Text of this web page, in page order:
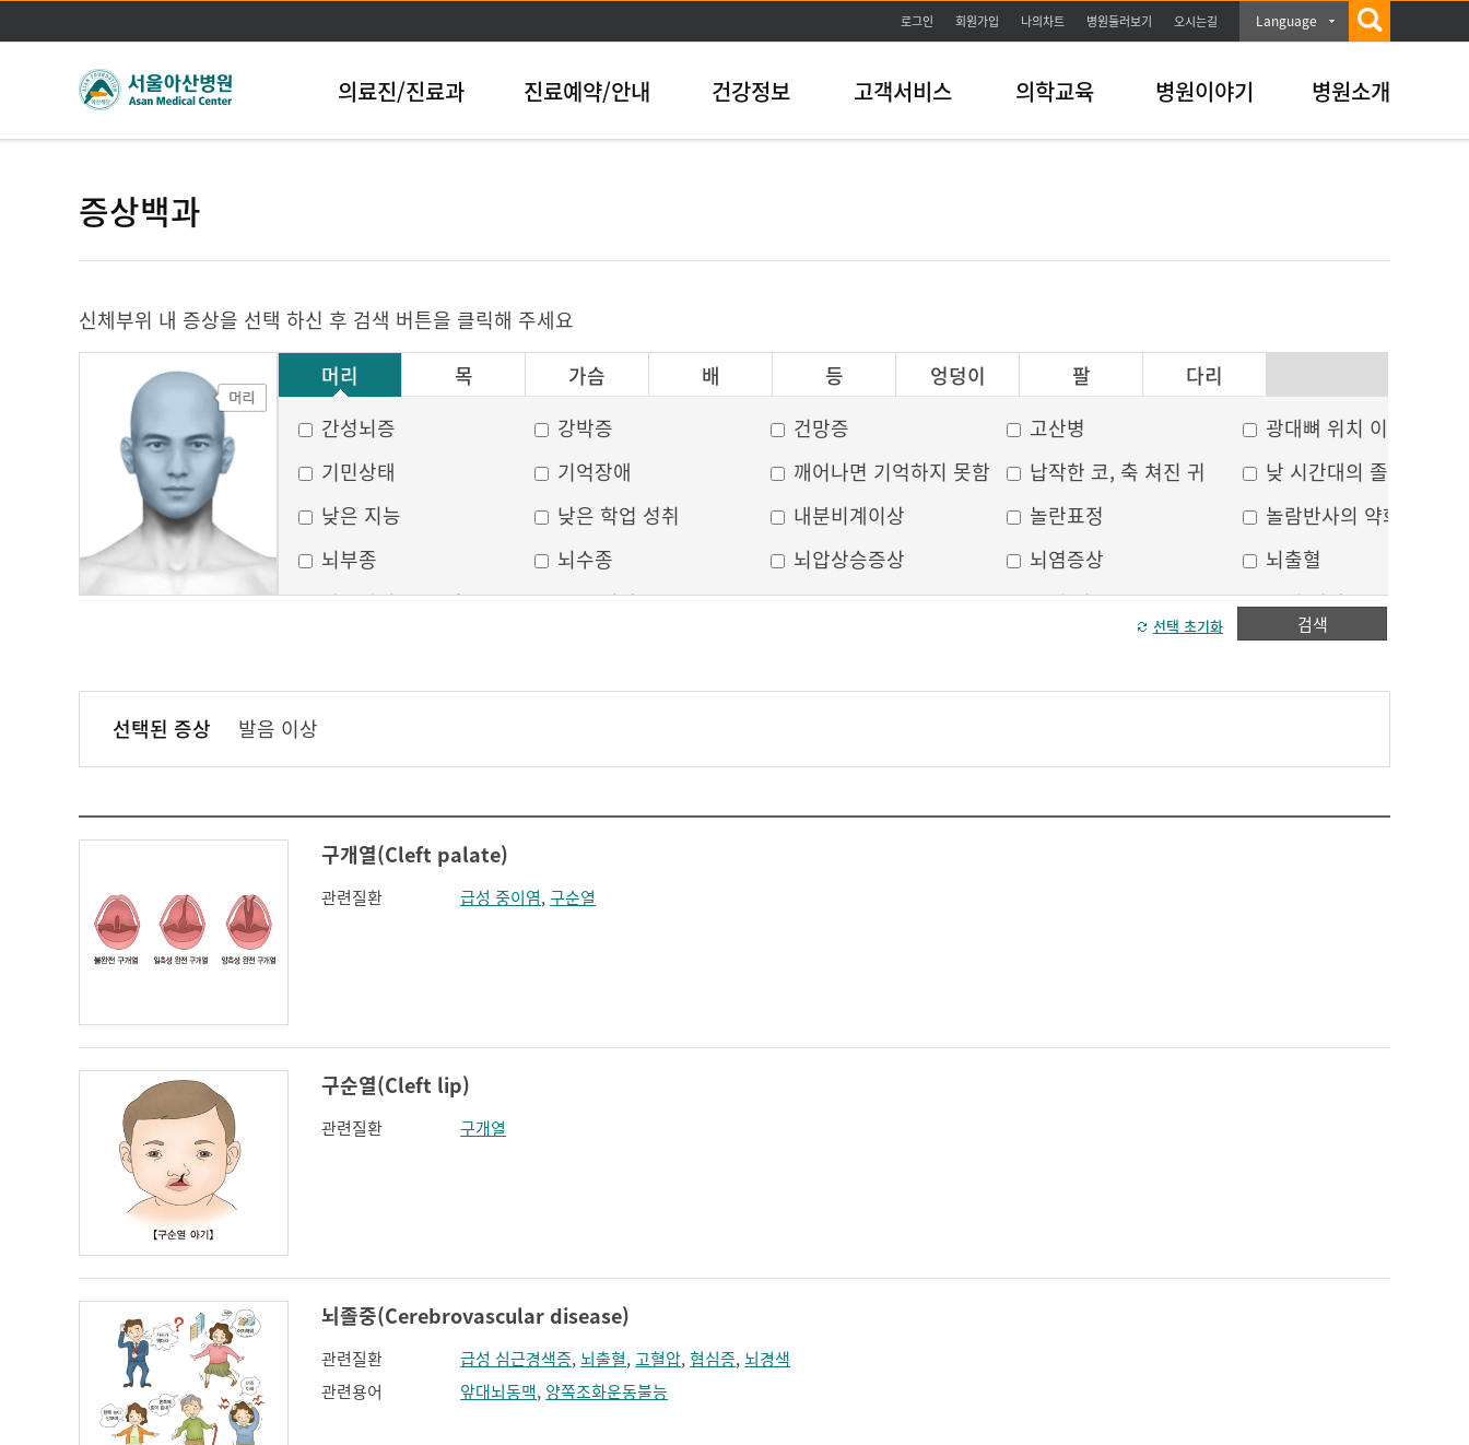
본문바로가기
로그인 회원가입 나의차트 병원둘러보기 오시는길 Language
의료진/진료과 진료예약/안내 건강정보 고객서비스 의학교육 병원이야기 병원소개
증상백과
신체부위 내 증상을 선택 하신 후 검색 버튼을 클릭해 주세요
머리
목 가슴 배 등 엉덩이 팔
다리
그 외
간성뇌증 강박증 건망증 고산병
광대뼈 위치 이상
기민상태
기억장애 깨어나면 기억하지 못함 납작한 코, 축 쳐진 귀
낮 시간대의 졸음
낮은 지능
낮은 학업 성취 내분비계이상 놀란표정
놀람반사의 약화
뇌부종
뇌수종 뇌압상승증상 뇌염증상
뇌출혈
달모양의 둥근 얼굴
두부 외상 두통 두피 건조
두피 열상
모발이 거침
무균성 뇌막염
무의식 박동성 통증 방향감각 상실
볼, 눈주위 움푹 꺼짐
안면홍조
어지러움 언어장애 얼굴 중심선이 안맞음
얼굴 한쪽의 반점
얼굴모양변화
얼굴이 밋밋함
얼굴이 화끈거림
코 옆과 입꼬리 주름
콧등이 넓어짐 턱끝이 커보임 턱의 통증
편두통
하악전돌
검색
선택 초기화
선택된 증상 발음 이상
구개열(Cleft palate)
관련질환 급성 중이염,구순열
구순열(Cleft lip)
관련질환 구개열
뇌졸중(Cerebrovascular disease)
관련질환 급성 심근경색증, 뇌출혈,고혈압,협심증, 뇌경색
관련용어
앞대뇌동맥, 양쪽조화운동불능